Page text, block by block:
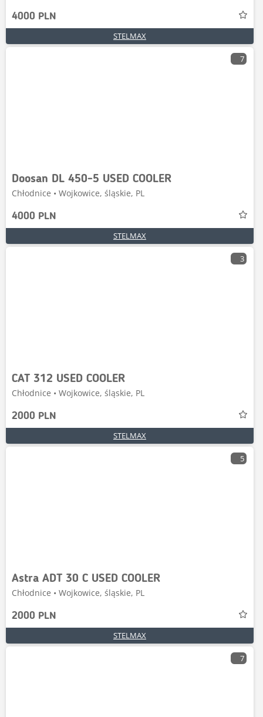
4000 PLN
STELMAX
7
Doosan DL 450-5 USED COOLER
Chłodnice • Wojkowice, śląskie, PL
4000 PLN
STELMAX
3
CAT 312 USED COOLER
Chłodnice • Wojkowice, śląskie, PL
2000 PLN
STELMAX
5
Astra ADT 30 C USED COOLER
Chłodnice • Wojkowice, śląskie, PL
2000 PLN
STELMAX
7